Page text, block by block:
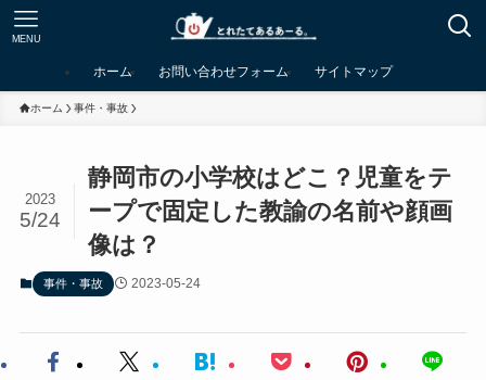
MENU
ホーム お問い合わせフォーム サイトマップ
ホーム 事件・事故
静岡市の小学校はどこ？児童をテ
ープで固定した教諭の名前や顔画
像は？
2023
5/24
事件・事故 2023-05-24